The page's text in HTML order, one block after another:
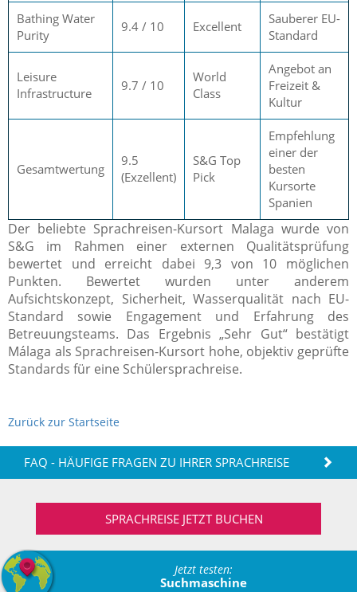
Bathing Water
Purity
9.4 / 10 Excellent
Sauberer EU-
Standard
Leisure
Infrastructure
9.7 / 10
World
Class
Angebot an
Freizeit &
Kultur
Gesamtwertung
9.5
(Exzellent)
S&G Top
Pick
Empfehlung
einer der
besten
Kursorte
Spanien
Der beliebte Sprachreisen-Kursort Malaga wurde von
S&G im Rahmen einer externen Qualitätsprüfung
bewertet und erreicht dabei 9,3 von 10 möglichen
Punkten. Bewertet wurden unter anderem
Aufsichtskonzept, Sicherheit, Wasserqualität nach EU-
Standard sowie Engagement und Erfahrung des
Betreuungsteams. Das Ergebnis „Sehr Gut“ bestätigt
Málaga als Sprachreisen-Kursort hohe, objektiv geprüfte
Standards für eine Schülersprachreise.
Zurück zur Startseite
FAQ - HÄUFIGE FRAGEN ZU IHRER SPRACHREISE
SPRACHREISE JETZT BUCHEN
Jetzt testen:
Suchmaschine